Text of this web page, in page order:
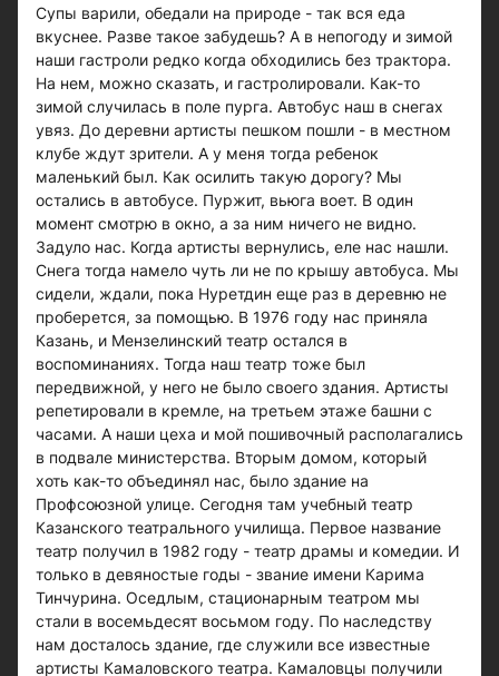
Супы варили, обедали на природе - так вся еда
вкуснее. Разве такое забудешь? А в непогоду и зимой
наши гастроли редко когда обходились без трактора.
На нем, можно сказать, и гастролировали. Как-то
зимой случилась в поле пурга. Автобус наш в снегах
увяз. До деревни артисты пешком пошли - в местном
клубе ждут зрители. А у меня тогда ребенок
маленький был. Как осилить такую дорогу? Мы
остались в автобусе. Пуржит, вьюга воет. В один
момент смотрю в окно, а за ним ничего не видно.
Задуло нас. Когда артисты вернулись, еле нас нашли.
Снега тогда намело чуть ли не по крышу автобуса. Мы
сидели, ждали, пока Нуретдин еще раз в деревню не
проберется, за помощью. В 1976 году нас приняла
Казань, и Мензелинский театр остался в
воспоминаниях. Тогда наш театр тоже был
передвижной, у него не было своего здания. Артисты
репетировали в кремле, на третьем этаже башни с
часами. А наши цеха и мой пошивочный располагались
в подвале министерства. Вторым домом, который
хоть как-то объединял нас, было здание на
Профсоюзной улице. Сегодня там учебный театр
Казанского театрального училища. Первое название
театр получил в 1982 году - театр драмы и комедии. И
только в девяностые годы - звание имени Карима
Тинчурина. Оседлым, стационарным театром мы
стали в восемьдесят восьмом году. По наследству
нам досталось здание, где служили все известные
артисты Камаловского театра. Камаловцы получили